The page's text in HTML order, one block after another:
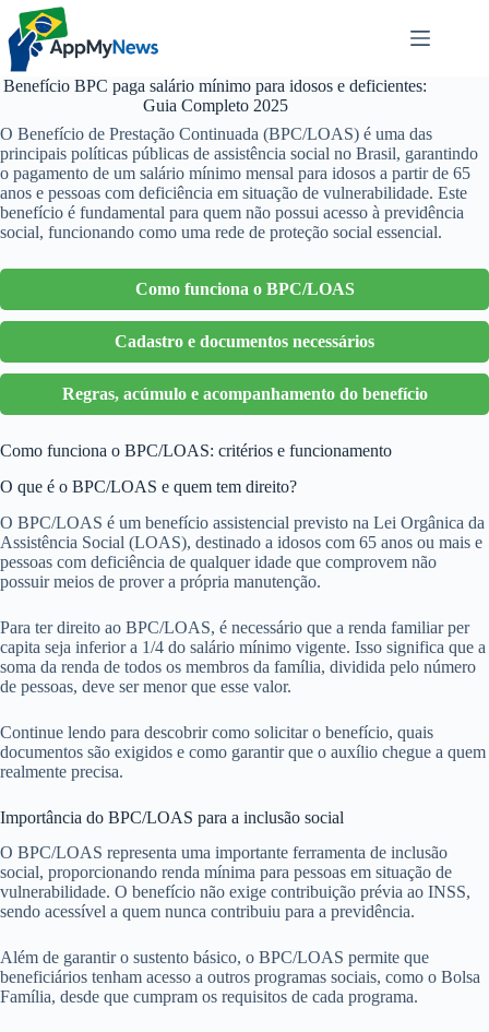
Pular
para
conteúdo
Benefício BPC paga salário mínimo para idosos e deficientes:
Guia Completo 2025
O Benefício de Prestação Continuada (BPC/LOAS) é uma das
principais políticas públicas de assistência social no Brasil, garantindo
o pagamento de um salário mínimo mensal para idosos a partir de 65
anos e pessoas com deficiência em situação de vulnerabilidade. Este
benefício é fundamental para quem não possui acesso à previdência
social, funcionando como uma rede de proteção social essencial.
Como funciona o BPC/LOAS
Cadastro e documentos necessários
Regras, acúmulo e acompanhamento do benefício
Como funciona o BPC/LOAS: critérios e funcionamento
O que é o BPC/LOAS e quem tem direito?
O BPC/LOAS é um benefício assistencial previsto na Lei Orgânica da
Assistência Social (LOAS), destinado a idosos com 65 anos ou mais e
pessoas com deficiência de qualquer idade que comprovem não
possuir meios de prover a própria manutenção.
Para ter direito ao BPC/LOAS, é necessário que a renda familiar per
capita seja inferior a 1/4 do salário mínimo vigente. Isso significa que a
soma da renda de todos os membros da família, dividida pelo número
de pessoas, deve ser menor que esse valor.
Continue lendo para descobrir como solicitar o benefício, quais
documentos são exigidos e como garantir que o auxílio chegue a quem
realmente precisa.
Importância do BPC/LOAS para a inclusão social
O BPC/LOAS representa uma importante ferramenta de inclusão
social, proporcionando renda mínima para pessoas em situação de
vulnerabilidade. O benefício não exige contribuição prévia ao INSS,
sendo acessível a quem nunca contribuiu para a previdência.
Além de garantir o sustento básico, o BPC/LOAS permite que
beneficiários tenham acesso a outros programas sociais, como o Bolsa
Família, desde que cumpram os requisitos de cada programa.